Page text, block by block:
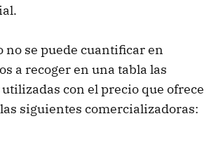
no se puede cuantificar en
a recoger en una tabla las
con el precio que ofrece
siguientes comercializadoras: